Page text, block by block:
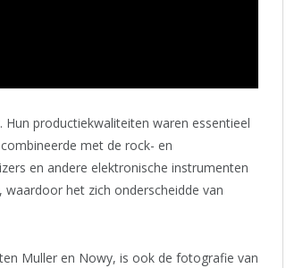
productiekwaliteiten waren essentieel
met de rock- en
en andere elektronische instrumenten
het zich onderscheidde van
Muller en Nowy, is ook de fotografie van